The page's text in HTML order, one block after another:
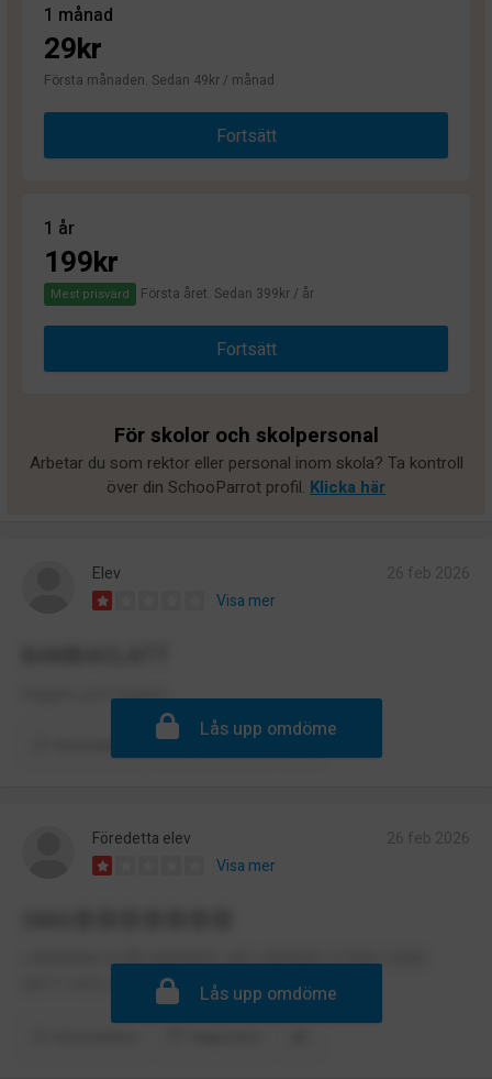
1 månad
29kr
Första månaden. Sedan 49kr / månad
Fortsätt
1 år
199kr
Mest prisvärd Första året. Sedan 399kr / år
Fortsätt
För skolor och skolpersonal
Arbetar du som rektor eller personal inom skola? Ta kontroll
över din SchooParrot profil. Klicka här
Elev
Visa mer
triggas, just triggas
Lås upp omdöme
Föredetta elev
Visa mer
LÄRARNA SLÅR BARNEN JAG VARNAR FÖRÄLDRAR
SÄTT INTE IN DITT BARN HÄRLås upp omdöme